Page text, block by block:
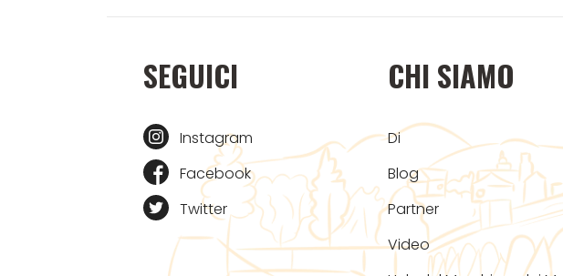
SEGUICI
Instagram
Facebook
Twitter
CHI SIAMO
Di
Blog
Partner
Video